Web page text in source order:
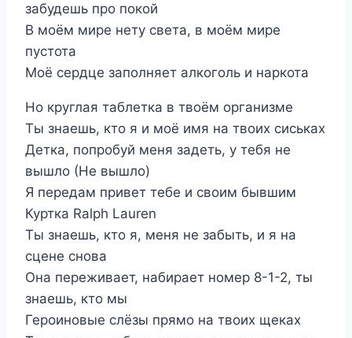
забудешь про покой
В моём мире нету света, в моём мире
пустота
Моё сердце заполняет алкоголь и наркота
Но круглая таблетка в твоём организме
Ты знаешь, кто я и моё имя на твоих сиськах
Детка, попробуй меня задеть, у тебя не
вышло (Не вышло)
Я передам привет тебе и своим бывшим
Куртка Ralph Lauren
Ты знаешь, кто я, меня не забыть, и я на
сцене снова
Она переживает, набирает номер 8-1-2, ты
знаешь, кто мы
Героиновые слёзы прямо на твоих щеках